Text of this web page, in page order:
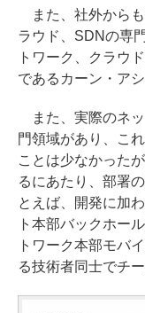
また、社外からも
ラウド、SDNの専
トワーク、クラウ
であるカーン・ア
また、実際のネ
門領域があり、こ
ことは少なかった
るにあたり、部署
とえば、開発に加
ト本部バックホー
トワーク本部モバ
る技術者同士でチ